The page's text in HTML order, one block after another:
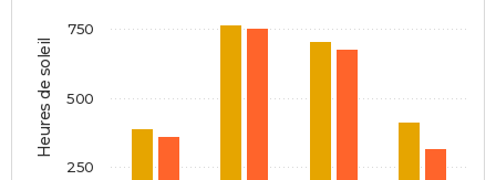
Heures de soleil
250
500
750